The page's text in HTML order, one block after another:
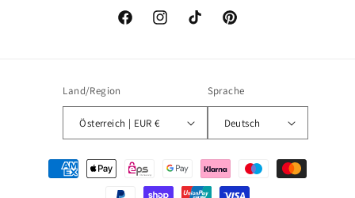
FacebookInstagramTikTok Pinterest
Land/Region
Österreich | EUR €
Sprache
Deutsch
Zahlungsmethoden